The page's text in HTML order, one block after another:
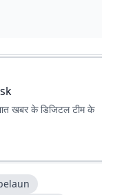
खबर के डिजिटल टीम के